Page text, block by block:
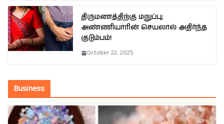
திருமணத்திற்கு மறுப்பு;
அண்ணியாரின் செயலால் அதிர்ந்த
குடும்பம்!
October 22, 2025
Business